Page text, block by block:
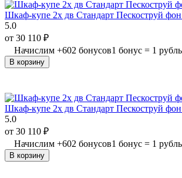
Шкаф-купе 2х дв Стандарт Пескоструй
5.0
от 30 110 ₽
Начислим +602 бонусов1 бонус = 1 рубль
В корзину
Шкаф-купе 2х дв Стандарт Пескоструй
5.0
от 30 110 ₽
Начислим +602 бонусов1 бонус = 1 рубль
В корзину